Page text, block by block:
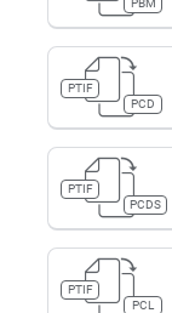
PBM
PTIF
PCD
PTIF
PCDS
PTIF
PCL